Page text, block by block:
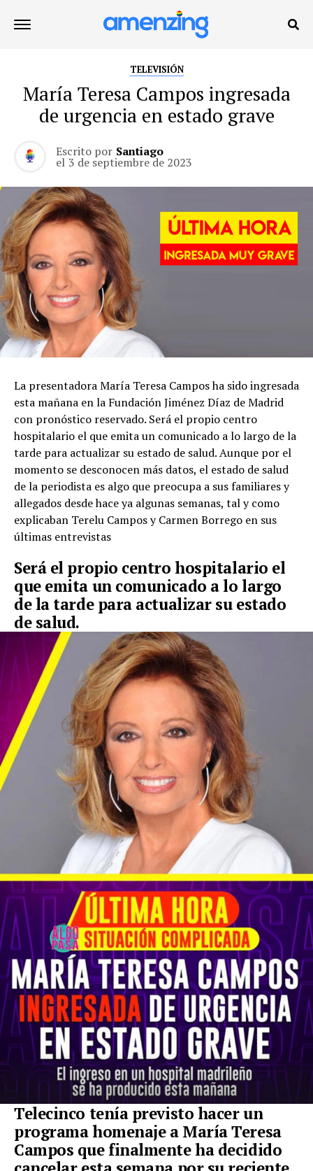
TELEVISIÓN
María Teresa Campos ingresada
de urgencia en estado grave
Escrito por Santiago
el 3 de septiembre de 2023
La presentadora María Teresa Campos ha sido ingresada
esta mañana en la Fundación Jiménez Díaz de Madrid
con pronóstico reservado. Será el propio centro
hospitalario el que emita un comunicado a lo largo de la
tarde para actualizar su estado de salud. Aunque por el
momento se desconocen más datos, el estado de salud
de la periodista es algo que preocupa a sus familiares y
allegados desde hace ya algunas semanas, tal y como
explicaban Terelu Campos y Carmen Borrego en sus
últimas entrevistas
Será el propio centro hospitalario el
que emita un comunicado a lo largo
de la tarde para actualizar su estado
de salud.
Telecinco tenía previsto hacer un
programa homenaje a María Teresa
Campos que finalmente ha decidido